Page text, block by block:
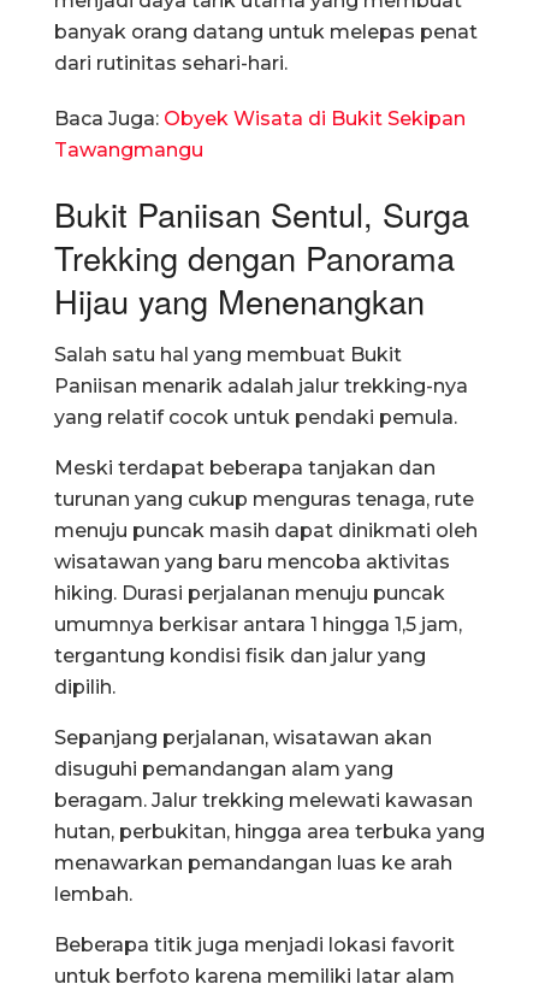
banyak orang datang untuk melepas penat
dari rutinitas sehari-hari.
Baca Juga: Obyek Wisata di Bukit Sekipan
Tawangmangu
Bukit Paniisan Sentul, Surga
Trekking dengan Panorama
Hijau yang Menenangkan
Salah satu hal yang membuat Bukit
Paniisan menarik adalah jalur trekking-nya
yang relatif cocok untuk pendaki pemula.
Meski terdapat beberapa tanjakan dan
turunan yang cukup menguras tenaga, rute
menuju puncak masih dapat dinikmati oleh
wisatawan yang baru mencoba aktivitas
hiking. Durasi perjalanan menuju puncak
umumnya berkisar antara 1 hingga 1,5 jam,
tergantung kondisi fisik dan jalur yang
dipilih.
Sepanjang perjalanan, wisatawan akan
disuguhi pemandangan alam yang
beragam. Jalur trekking melewati kawasan
hutan, perbukitan, hingga area terbuka yang
menawarkan pemandangan luas ke arah
lembah.
Beberapa titik juga menjadi lokasi favorit
untuk berfoto karena memiliki latar alam